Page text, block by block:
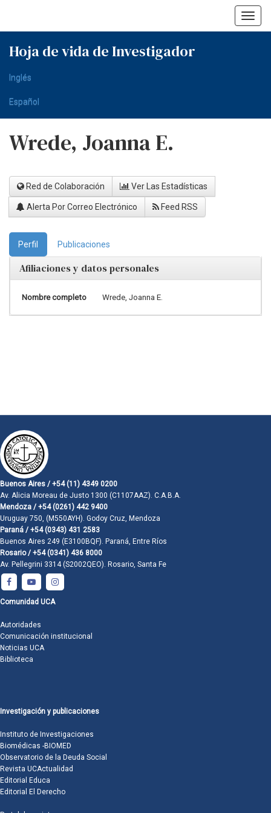
Hoja de vida de Investigador
Inglés
Español
Wrede, Joanna E.
Red de Colaboración Ver Las Estadísticas
Alerta Por Correo Electrónico Feed RSS
Perfil Publicaciones
Afiliaciones y datos personales
Nombre completo Wrede, Joanna E.
Buenos Aires / +54 (11) 4349 0200
Av. Alicia Moreau de Justo 1300 (C1107AAZ). C.A.B.A.
Mendoza / +54 (0261) 442 9400
Uruguay 750, (M550AYH). Godoy Cruz, Mendoza
Paraná / +54 (0343) 431 2583
Buenos Aires 249 (E3100BQF). Paraná, Entre Ríos
Rosario / +54 (0341) 436 8000
Av. Pellegrini 3314 (S2002QEO). Rosario, Santa Fe
Comunidad UCA
Autoridades
Comunicación institucional
Noticias UCA
Biblioteca
Investigación y publicaciones
Instituto de Investigaciones
Biomédicas -BIOMED
Observatorio de la Deuda Social
Revista UCActualidad
Editorial Educa
Editorial El Derecho